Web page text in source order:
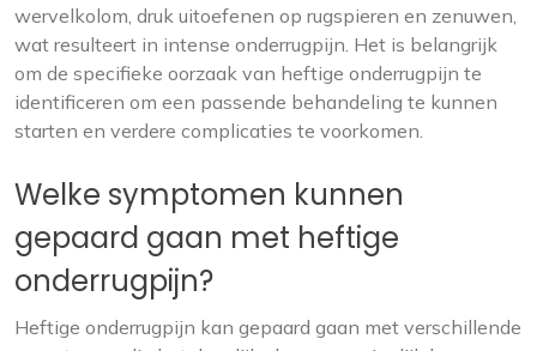
wervelkolom, druk uitoefenen op rugspieren en zenuwen,
wat resulteert in intense onderrugpijn. Het is belangrijk
om de specifieke oorzaak van heftige onderrugpijn te
identificeren om een passende behandeling te kunnen
starten en verdere complicaties te voorkomen.
Welke symptomen kunnen
gepaard gaan met heftige
onderrugpijn?
Heftige onderrugpijn kan gepaard gaan met verschillende